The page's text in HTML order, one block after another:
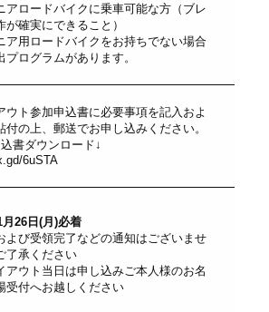
ロードバイクに乗車可能な方（ブレ
が確実にできること）
ア用ロードバイクをお持ちでない場合
プログラムがあります。
ウト参加申込書に必要事項を記入およ
付の上、郵送でお申し込みください。
書ダウンロード↓
6uSTA
月26日(月)必着
よび受領完了などの通知はございませ
了承ください
アウト当日は申し込みご本人様のお名
受付へお越しください